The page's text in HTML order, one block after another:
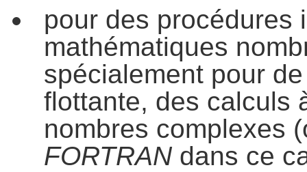
pour des procédures
mathématiques
spécialement pour
flottante, des calculs
nombres complexes
FORTRAN dans ce